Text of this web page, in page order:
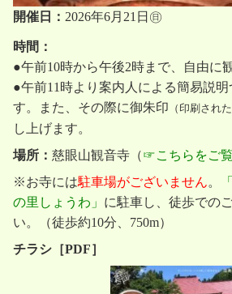
開催日： 2026年6月21日㊐
時間：
●午前10時から午後2時まで、自由に
●午前11時より案内人による簡易説明
す。また、その際に御朱印 （印刷され
し上げます。
場所： 慈眼山観音寺（☞こちらをご
※お寺には駐車場がございません。
の里しょうわ」 に駐車し、徒歩での
い。（徒歩約10分、750m）
チラシ［PDF］